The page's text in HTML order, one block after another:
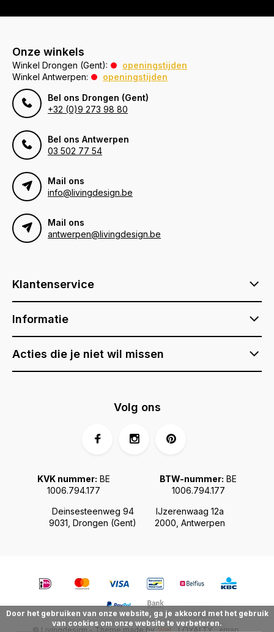
Onze winkels
Winkel Drongen (Gent):
openingstijden
Winkel Antwerpen:
openingstijden
Bel ons Drongen (Gent)
+32 (0)9 273 98 80
Bel ons Antwerpen
03 502 77 54
Mail ons
info@livingdesign.be
Mail ons
antwerpen@livingdesign.be
Klantenservice
Informatie
Acties die je niet wil missen
Deinsesteenweg 94
9031, Drongen (Gent)
IJzerenwaag 12a
2000, Antwerpen
KVK nummer: BE
1006.794.177
BTW-nummer: BE
1006.794.177
Volg ons
© Livingdesign - Theme made by Webdinge.nl Sitemap
Door het gebruiken van onze website, ga je akkoord met het gebruik
van cookies om onze website te verbeteren.